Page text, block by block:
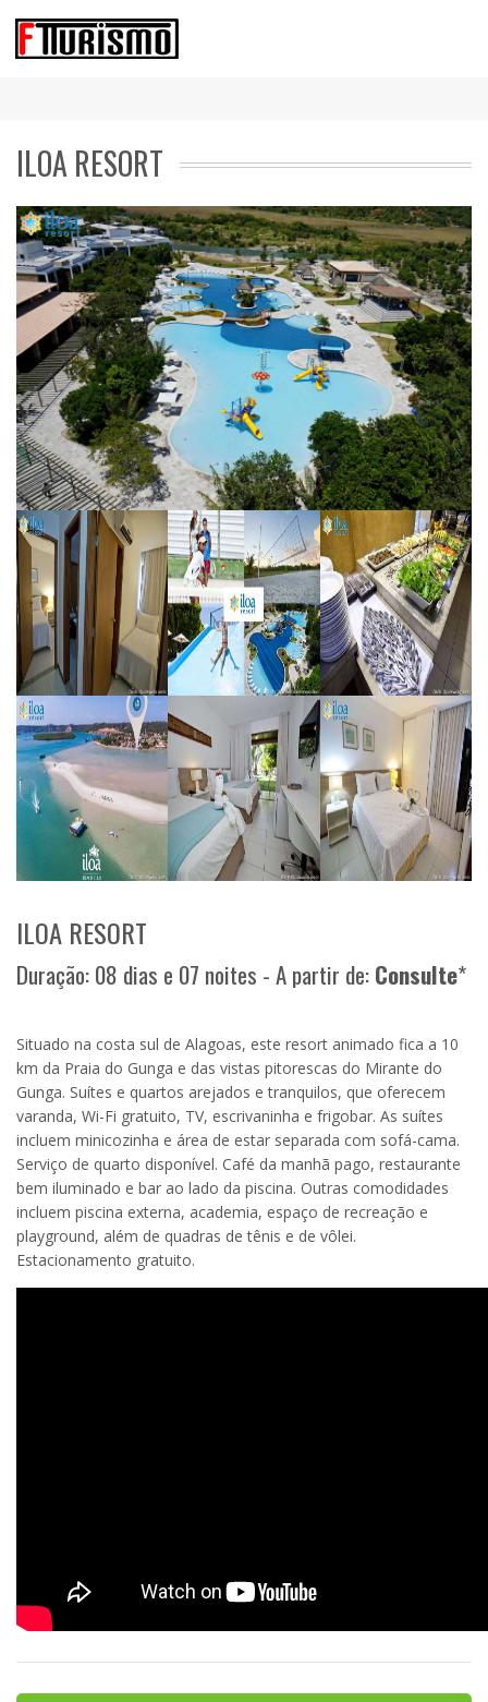
ILOA RESORT
ILOA RESORT
Duração: 08 dias e 07 noites - A partir de:Consulte*
Situado na costa sul de Alagoas, este resort animado fica a 10
km da Praia do Gunga e das vistas pitorescas do Mirante do
Gunga. Suítes e quartos arejados e tranquilos, que oferecem
varanda, Wi-Fi gratuito, TV, escrivaninha e frigobar. As suítes
incluem minicozinha e área de estar separada com sofá-cama.
Serviço de quarto disponível. Café da manhã pago, restaurante
bem iluminado e bar ao lado da piscina. Outras comodidades
incluem piscina externa, academia, espaço de recreação e
playground, além de quadras de tênis e de vôlei.
Estacionamento gratuito.